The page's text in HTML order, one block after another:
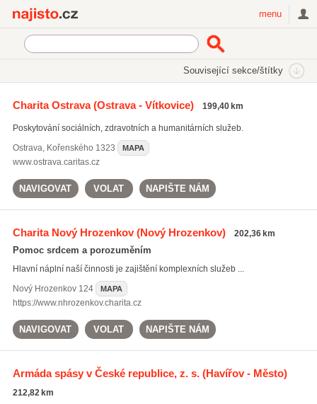
menu
Související sekce/štítky
Charita Ostrava(Ostrava - Vítkovice) 199,40 km
Poskytování sociálních, zdravotních a humanitárních služeb.
Ostrava, Kořenského 1323 MAPA
www.ostrava.caritas.cz
NAVIGOVAT VOLAT NAPIŠTE NÁM
Charita Nový Hrozenkov(Nový Hrozenkov) 202,36 km
Pomoc srdcem a porozuměním
Hlavní náplní naší činnosti je zajištění komplexních služeb ...
Nový Hrozenkov124 MAPA
https://www.nhrozenkov.charita.cz
NAVIGOVAT VOLAT NAPIŠTE NÁM
Armáda spásy v České republice, z. s.(Havířov - Město)
212,82 km